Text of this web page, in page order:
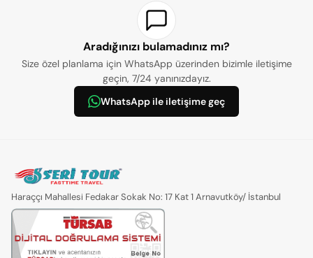
Aradığınızı bulamadınız mı?
Size özel planlama için WhatsApp üzerinden bizimle iletişime
geçin, 7/24 yanınızdayız.
WhatsApp ile iletişime geç
Haraççı Mahallesi Fedakar Sokak No: 17 Kat 1 Arnavutköy/ İstanbul